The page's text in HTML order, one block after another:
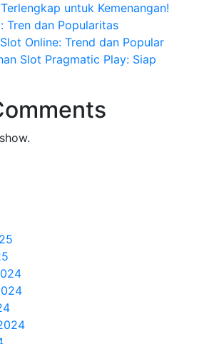
untuk Kemenangan!
Tren dan Popularitas
Online: Trend dan Popular
Slot Pragmatic Play: Siap